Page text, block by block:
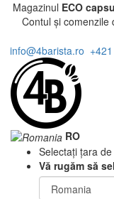
Magazinul ECO
Contul și comenzile
info@4barista.ro
RO
Selectați țara
Vă rugăm să